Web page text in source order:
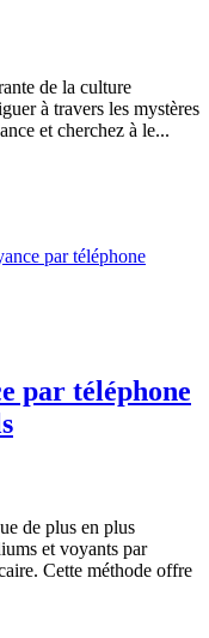
de la culture
à travers les mystères
et cherchez à le...
par téléphone
de plus en plus
et voyants par
Cette méthode offre